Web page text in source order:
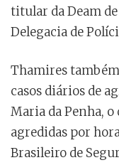
titular da Deam de
Delegacia de
Thamires
casos diários de
Maria da Penha,
agredidas por
Brasileiro de